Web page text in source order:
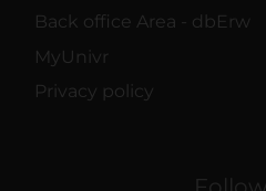
Back office Area - dbErw
MyUnivr
Privacy policy